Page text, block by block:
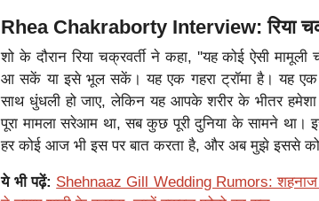
Rhea Chakraborty Interview: रिया
शो के दौरान रिया चक्रवर्ती ने कहा, ''यह कोई ऐसी
आ सकें या इसे भूल सकें। यह एक गहरा ट्रॉमा है। यह
साथ धुंधली हो जाए, लेकिन यह आपके शरीर के भीतर
पूरा मामला सरेआम था, सब कुछ पूरी दुनिया के सामने था।
हर कोई आज भी इस पर बात करता है, और अब मुझे इससे
ये भी पढ़ें: Shehnaaz Gill Wedding Rumors: शहनाज